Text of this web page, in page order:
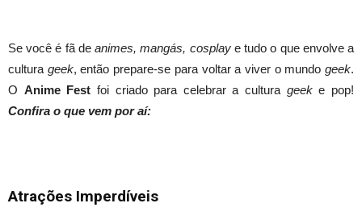
Se você é fã deanimes, mangás, cosplaye tudo o que envolve a
cultura geek, então prepare-se para voltar a viver o mundogeek.
O Anime Fest foi criado para celebrar a cultura geeke pop!
Confira o que vem por aí:
Atrações Imperdíveis